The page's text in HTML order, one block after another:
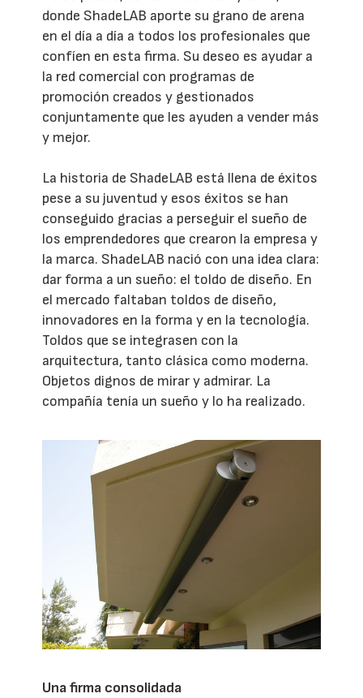
donde ShadeLAB aporte su grano de arena
en el día a día a todos los profesionales que
confíen en esta firma. Su deseo es ayudar a
la red comercial con programas de
promoción creados y gestionados
conjuntamente que les ayuden a vender más
y mejor.
La historia de ShadeLAB está llena de éxitos
pese a su juventud y esos éxitos se han
conseguido gracias a perseguir el sueño de
los emprendedores que crearon la empresa y
la marca. ShadeLAB nació con una idea clara:
dar forma a un sueño: el toldo de diseño. En
el mercado faltaban toldos de diseño,
innovadores en la forma y en la tecnología.
Toldos que se integrasen con la
arquitectura, tanto clásica como moderna.
Objetos dignos de mirar y admirar. La
compañía tenía un sueño y lo ha realizado.
Una firma consolidada